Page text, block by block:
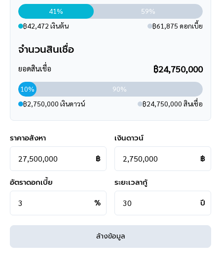
ซูเปอร์มาร์เก็ต
แม็คโคร คลับ บางพลี
ราคาอสังหา
฿
เงินดาวน์
฿
อัตราดอกเบี้ย
%
ระยะเวลากู้
ปี
ล้างข้อมูล
41%
59%
฿42,472 เงินต้น
฿61,875 ดอกเบี้ย
จำนวนสินเชื่อ
ยอดสินเชื่อ ฿24,750,000
10%
90%
฿2,750,000 เงินดาวน์
฿24,750,000 สินเชื่อ